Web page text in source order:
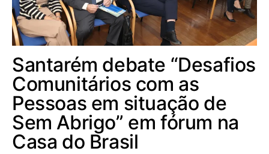
Santarém debate “Desafios
Comunitários com as
Pessoas em situação de
Sem Abrigo” em fórum na
Casa do Brasil